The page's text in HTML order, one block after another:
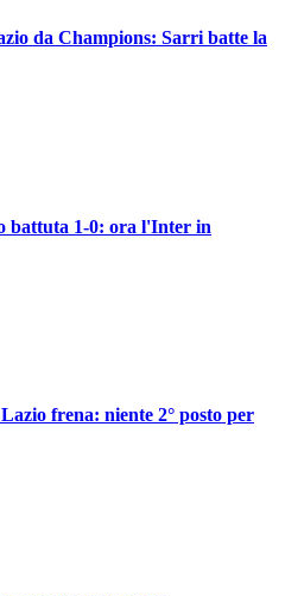
da Champions: Sarri batte la
battuta 1-0: ora l'Inter in
frena: niente 2° posto per